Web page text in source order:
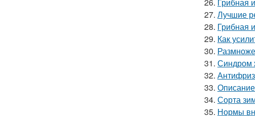
27. Лучшие
28. Грибная
29. Как
30.
31. Синдром
32.
33.
34. Сорта
35. Нормы